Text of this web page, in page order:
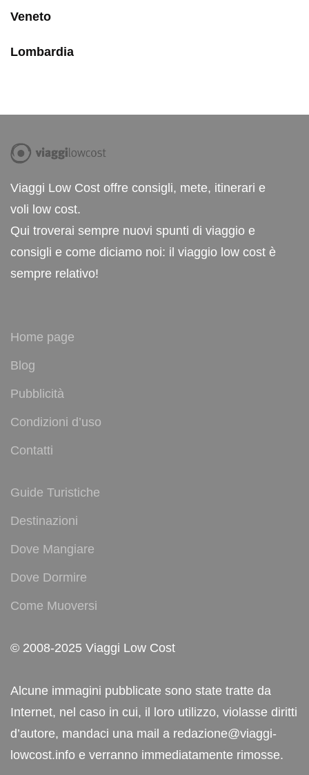
Veneto
Lombardia
Viaggi Low Cost offre consigli, mete, itinerari e
voli low cost.
Qui troverai sempre nuovi spunti di viaggio e
consigli e come diciamo noi: il viaggio low cost è
sempre relativo!
Home page
Blog
Pubblicità
Condizioni d’uso
Contatti
Guide Turistiche
Destinazioni
Dove Mangiare
Dove Dormire
Come Muoversi
© 2008-2025 Viaggi Low Cost
Alcune immagini pubblicate sono state tratte da
Internet, nel caso in cui, il loro utilizzo, violasse diritti
d’autore, mandaci una mail a redazione@viaggi-
lowcost.info e verranno immediatamente rimosse.